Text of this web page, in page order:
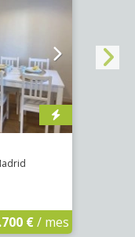
€/ mes